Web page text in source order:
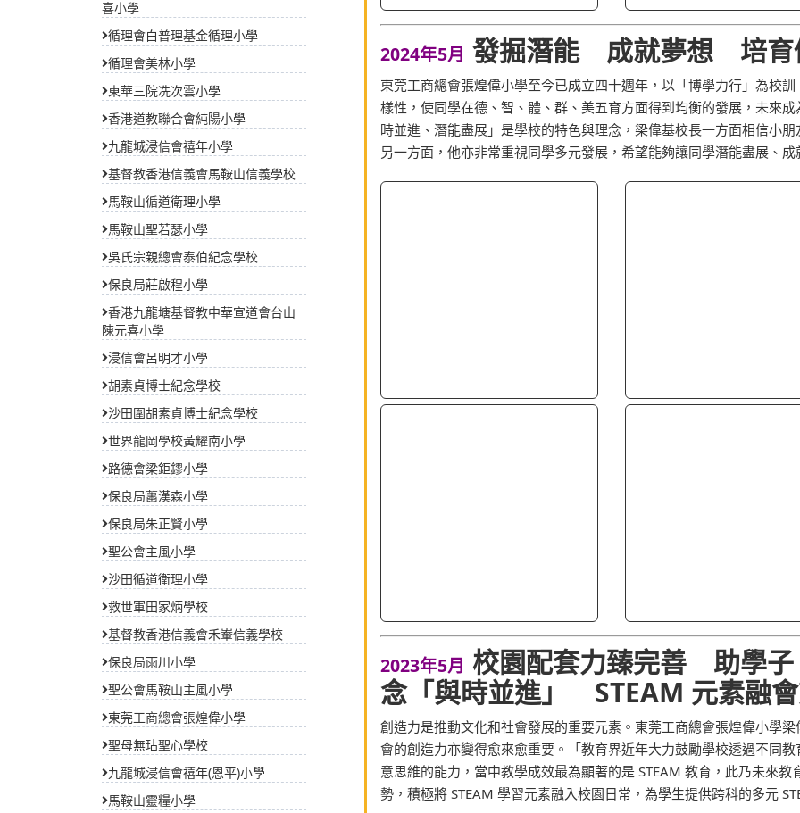
勢，積極將 STEAM 學習元素融入校園日常，為學生提供跨科的多元
喜小學
循理會白普理基金循理小學
循理會美林小學
東華三院冼次雲小學
香港道教聯合會純陽小學
九龍城浸信會禧年小學
基督教香港信義會馬鞍山信義學校
馬鞍山循道衛理小學
馬鞍山聖若瑟小學
吳氏宗親總會泰伯紀念學校
保良局莊啟程小學
香港九龍塘基督教中華宣道會台山
陳元喜小學
浸信會呂明才小學
胡素貞博士紀念學校
沙田圍胡素貞博士紀念學校
世界龍岡學校黃耀南小學
路德會梁鉅鏐小學
保良局蕭漢森小學
保良局朱正賢小學
聖公會主風小學
沙田循道衛理小學
救世軍田家炳學校
基督教香港信義會禾輋信義學校
保良局雨川小學
聖公會馬鞍山主風小學
東莞工商總會張煌偉小學
聖母無玷聖心學校
九龍城浸信會禧年(恩平)小學
馬鞍山靈糧小學